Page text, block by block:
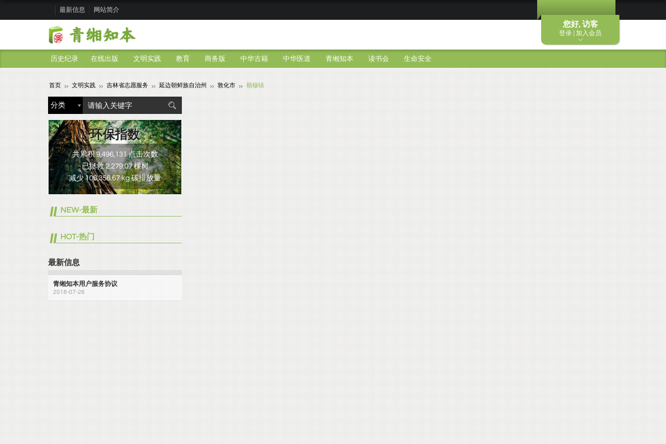
您好, 访客
登录 | 加入会员
最新信息 网站简介
历史纪录 在线出版 文明实践 教育 商务版 中华古籍 中华医道 青缃知本 读书会 生命安全
首页 文明实践 吉林省志愿服务 延边朝鲜族自治州 敦化市 额穆镇
环保指数
共累积 9,496,131 点击次数
已拯救 2,279.07 棵树
减少 106,356.67 kg 碳排放量
NEW-最新
HOT-热门
最新信息
青缃知本用户服务协议
2018-07-26